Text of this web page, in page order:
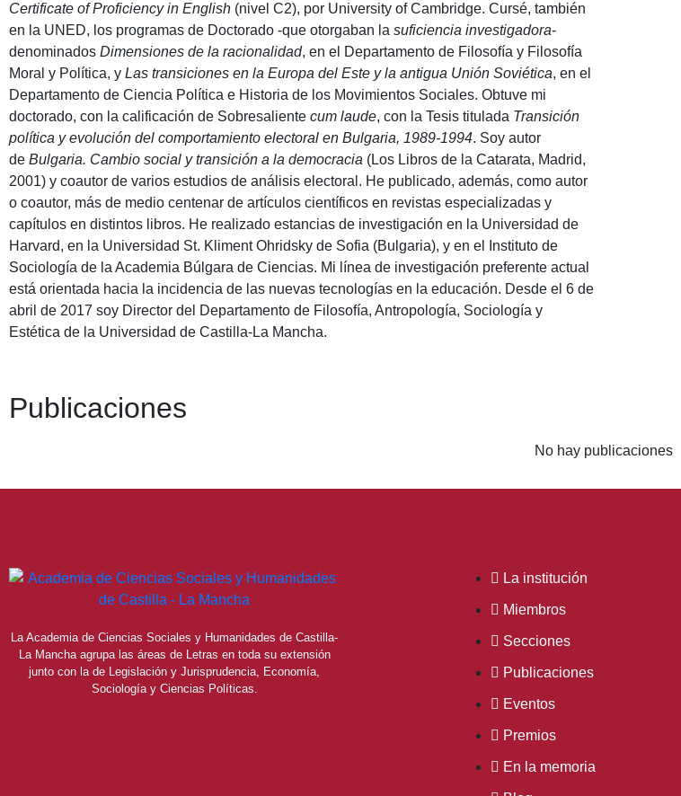
Certificate of Proficiency in English (nivel C2), por University of Cambridge. Cursé, también
en la UNED, los programas de Doctorado -que otorgaban la suficiencia investigadora-
denominados Dimensiones de la racionalidad, en el Departamento de Filosofía y Filosofía
Moral y Política, y Las transiciones en la Europa del Este y la antigua Unión Soviética, en el
Departamento de Ciencia Política e Historia de los Movimientos Sociales. Obtuve mi
doctorado, con la calificación de Sobresaliente cum laude, con la Tesis titulada Transición
política y evolución del comportamiento electoral en Bulgaria, 1989-1994. Soy autor
de Bulgaria. Cambio social y transición a la democracia (Los Libros de la Catarata, Madrid,
2001) y coautor de varios estudios de análisis electoral. He publicado, además, como autor
o coautor, más de medio centenar de artículos científicos en revistas especializadas y
capítulos en distintos libros. He realizado estancias de investigación en la Universidad de
Harvard, en la Universidad St. Kliment Ohridsky de Sofia (Bulgaria), y en el Instituto de
Sociología de la Academia Búlgara de Ciencias. Mi línea de investigación preferente actual
está orientada hacia la incidencia de las nuevas tecnologías en la educación. Desde el 6 de
abril de 2017 soy Director del Departamento de Filosofía, Antropología, Sociología y
Estética de la Universidad de Castilla-La Mancha.
Publicaciones
No hay publicaciones
La Academia de Ciencias Sociales y Humanidades de Castilla-
La Mancha agrupa las áreas de Letras en toda su extensión
junto con la de Legislación y Jurisprudencia, Economía,
Sociología y Ciencias Políticas.
La institución
Miembros
Secciones
Publicaciones
Eventos
Premios
En la memoria